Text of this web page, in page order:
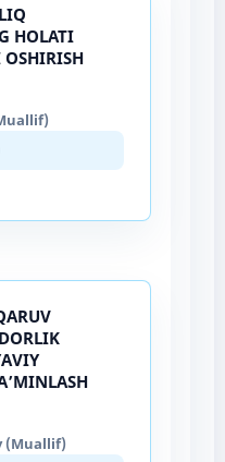
HOLATI
(Muallif)